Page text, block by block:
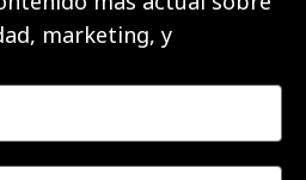
marketing, y